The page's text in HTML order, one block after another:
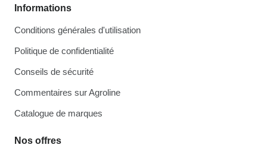
Informations
Conditions générales d'utilisation
Politique de confidentialité
Conseils de sécurité
Commentaires sur Agroline
Catalogue de marques
Nos offres